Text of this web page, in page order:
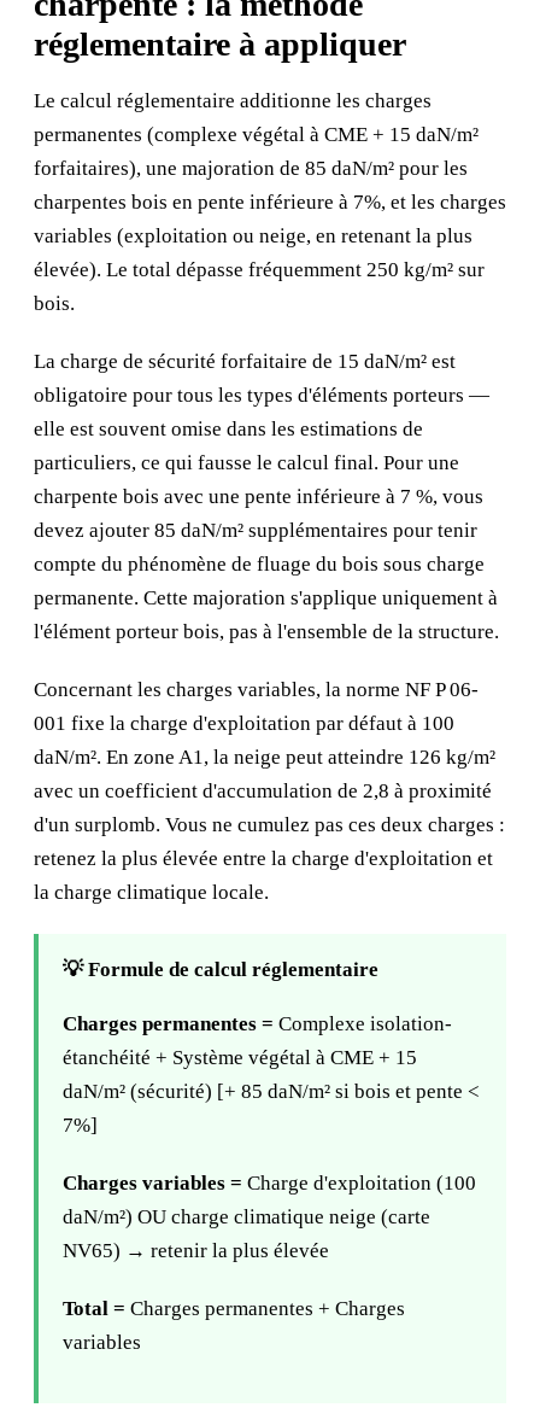
réglementaire à appliquer
Le calcul réglementaire additionne les charges
permanentes (complexe végétal à CME + 15 daN/m²
forfaitaires), une majoration de 85 daN/m² pour les
charpentes bois en pente inférieure à 7%, et les charges
variables (exploitation ou neige, en retenant la plus
élevée). Le total dépasse fréquemment 250 kg/m² sur
bois.
La charge de sécurité forfaitaire de 15 daN/m² est
obligatoire pour tous les types d'éléments porteurs —
elle est souvent omise dans les estimations de
particuliers, ce qui fausse le calcul final. Pour une
charpente bois avec une pente inférieure à 7 %, vous
devez ajouter 85 daN/m² supplémentaires pour tenir
compte du phénomène de fluage du bois sous charge
permanente. Cette majoration s'applique uniquement à
l'élément porteur bois, pas à l'ensemble de la structure.
Concernant les charges variables, la norme NF P 06-
001 fixe la charge d'exploitation par défaut à 100
daN/m². En zone A1, la neige peut atteindre 126 kg/m²
avec un coefficient d'accumulation de 2,8 à proximité
d'un surplomb. Vous ne cumulez pas ces deux charges :
retenez la plus élevée entre la charge d'exploitation et
la charge climatique locale.
💡 Formule de calcul réglementaire
Charges permanentes = Complexe isolation-
étanchéité + Système végétal à CME + 15
daN/m² (sécurité) [+ 85 daN/m² si bois et pente <
7%]
Charges variables = Charge d'exploitation (100
daN/m²) OU charge climatique neige (carte
NV65) → retenir la plus élevée
Total = Charges permanentes + Charges
variables